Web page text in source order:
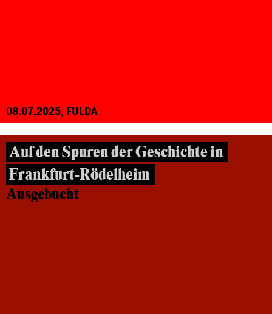
08.07.2025, FULDA
Auf den Spuren der Geschichte in
Frankfurt-Rödelheim
Ausgebucht